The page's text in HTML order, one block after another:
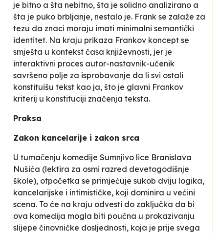
je bitno a šta nebitno, šta je solidno analizirano a
šta je puko brbljanje, nestalo je. Frank se zalaže za
tezu da znaci moraju imati minimalni semantički
identitet. Na kraju prikaza Frankov koncept se
smješta u kontekst časa književnosti, jer je
interaktivni proces autor-nastavnik-učenik
savršeno polje za isprobavanje da li svi ostali
konstituišu tekst kao ja, što je glavni Frankov
kriterij u konstituciji značenja teksta.
Praksa
Zakon kancelarije i zakon srca
U tumačenju komedije Sumnjivo lice Branislava
Nušića (lektira za osmi razred devetogodišnje
škole), otpočetka se primjećuje sukob dviju logika,
kancelarijske i intimističke, koji dominira u većini
scena. To će na kraju odvesti do zaključka da bi
ova komedija mogla biti poučna u prokazivanju
slijepe činovničke dosljednosti, koja je prije svega